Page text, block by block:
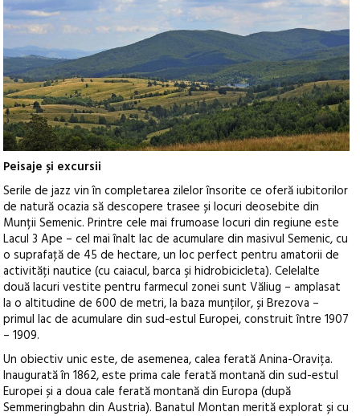
Peisaje și excursii
Serile de jazz vin în completarea zilelor însorite ce oferă iubitorilor
de natură ocazia să descopere trasee și locuri deosebite din
Munții Semenic. Printre cele mai frumoase locuri din regiune este
Lacul 3 Ape – cel mai înalt lac de acumulare din masivul Semenic, cu
o suprafaţă de 45 de hectare, un loc perfect pentru amatorii de
activități nautice (cu caiacul, barca şi hidrobicicleta). Celelalte
două lacuri vestite pentru farmecul zonei sunt Văliug – amplasat
la o altitudine de 600 de metri, la baza munților, și Brezova –
primul lac de acumulare din sud-estul Europei, construit între 1907
– 1909.
Un obiectiv unic este, de asemenea, calea ferată Anina-Oravița.
Inaugurată în 1862, este prima cale ferată montană din sud-estul
Europei și a doua cale ferată montană din Europa (după
Semmeringbahn din Austria). Banatul Montan merită explorat și cu